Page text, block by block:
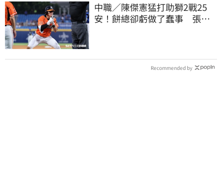
中職／陳傑憲猛打助獅2戰25
安！餅總卻虧做了蠢事 張翔
Recommended by